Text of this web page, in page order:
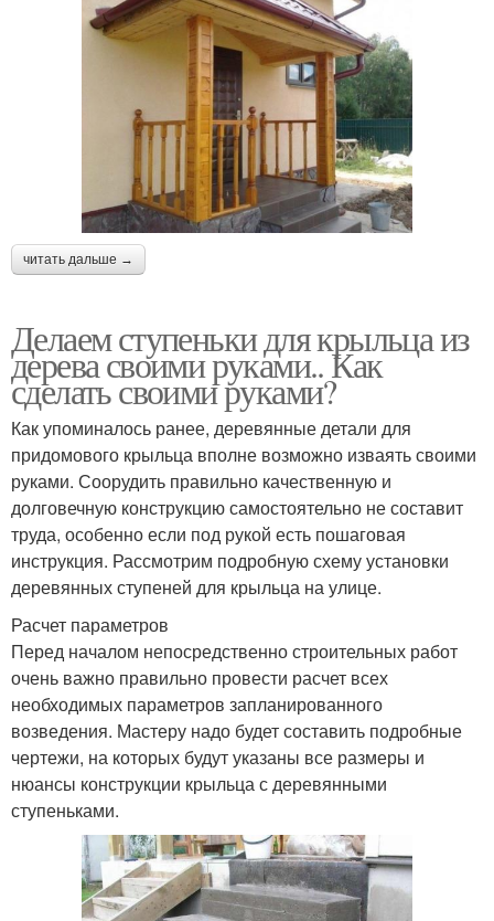
читать дальше →
Делаем ступеньки для крыльца из
дерева своими руками.. Как
сделать своими руками?
Как упоминалось ранее, деревянные детали для
придомового крыльца вполне возможно изваять своими
руками. Соорудить правильно качественную и
долговечную конструкцию самостоятельно не составит
труда, особенно если под рукой есть пошаговая
инструкция. Рассмотрим подробную схему установки
деревянных ступеней для крыльца на улице.
Расчет параметров
Перед началом непосредственно строительных работ
очень важно правильно провести расчет всех
необходимых параметров запланированного
возведения. Мастеру надо будет составить подробные
чертежи, на которых будут указаны все размеры и
нюансы конструкции крыльца с деревянными
ступеньками.